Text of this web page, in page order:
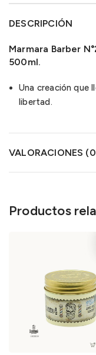
DESCRIPCIÓN
Marmara Barber
500ml.
Una creación que
libertad.
VALORACIONES
Productos